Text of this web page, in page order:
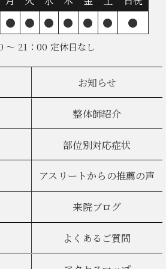
● ● ● ● ● ● ●
～ 21：00 定休日なし
お知らせ
整体師紹介
部位別対応症状
アスリートからの推薦の声
来院ブログ
よくあるご質問